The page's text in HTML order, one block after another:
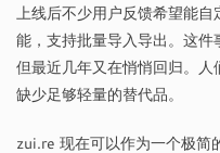
上线后不少用户反馈希望能
能，支持批量导入导出。这件
但最近几年又在悄悄回归。
缺少足够轻量的替代品。
zui.re 现在可以作为一个极简